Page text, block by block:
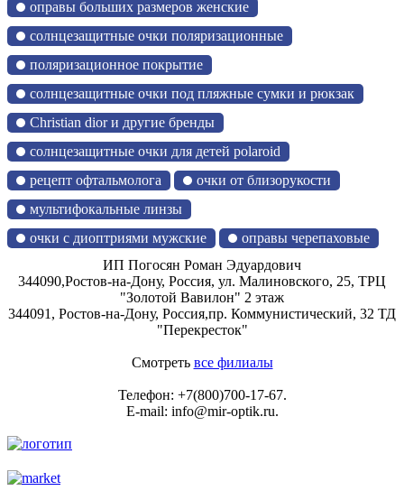
оправы больших размеров женские
солнцезащитные очки поляризационные
поляризационное покрытие
солнцезащитные очки под пляжные сумки и рюкзак
Christian dior и другие бренды
солнцезащитные очки для детей polaroid
рецепт офтальмолога
очки от близорукости
мультифокальные линзы
очки с диоптриями мужские
оправы черепаховые
ИП Погосян Роман Эдуардович
344090,Ростов-на-Дону, Россия, ул. Малиновского, 25, ТРЦ
"Золотой Вавилон" 2 этаж
344091, Ростов-на-Дону, Россия,пр. Коммунистический, 32 ТД
"Перекресток"
Смотреть все филиалы
Телефон: +7(800)700-17-67.
E-mail: info@mir-optik.ru.